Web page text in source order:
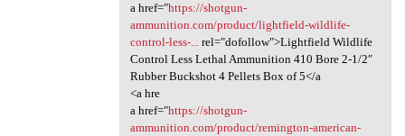
a href="https://shotgun-
ammunition.com/product/lightfield-wildlife-
control-less-...rel="dofollow">Lightfield Wildlife
Control Less Lethal Ammunition 410 Bore 2-1/2″
Rubber Buckshot 4 Pellets Box of 5</a
<a hre
a href="https://shotgun-
ammunition.com/product/remington-american-